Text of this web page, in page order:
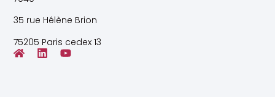
35 rue Hélène Brion
75205 Paris cedex 13